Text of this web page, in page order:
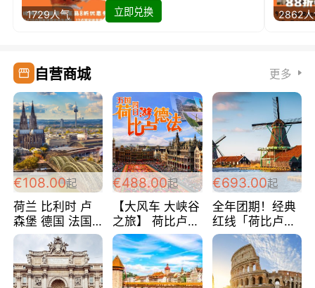
1729人气
立即兑换
2862
自营商城 更多
€108.00起
荷兰 比利时 卢
森堡 德国 法国
超爽玩遍西欧 循
环线 全程四星宾
馆 108欧/人/天
€488.00起
【大风车 大峡谷
之旅】 荷比卢德
法 巴黎上下 经
典五国四日游
488欧/人
€693.00起
全年团期！经典
红线「荷比卢德
法」七天循环 五
国 仅售99欧/人/
天！巴黎上下！
包拼房~